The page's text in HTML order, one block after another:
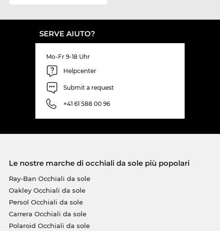
SERVE AIUTO?
Mo-Fr 9-18 Uhr
Helpcenter
Submit a request
+41 61 588 00 96
Le nostre marche di occhiali da sole più popolari
Ray-Ban Occhiali da sole
Oakley Occhiali da sole
Persol Occhiali da sole
Carrera Occhiali da sole
Polaroid Occhiali da sole